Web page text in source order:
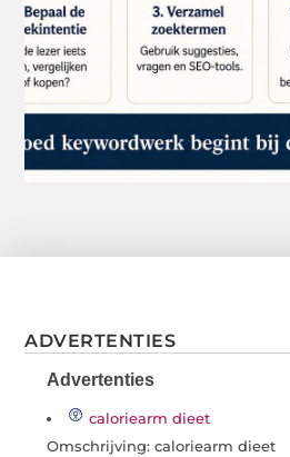
ADVERTENTIES
Advertenties
caloriearm dieet
Omschrijving: caloriearm dieet